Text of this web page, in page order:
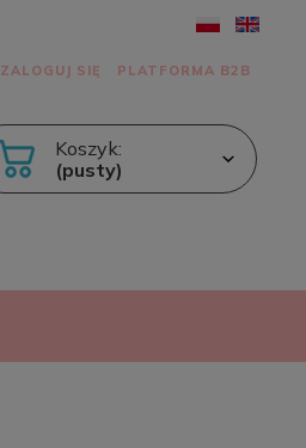
ZALOGUJ SIĘ PLATFORMA B2B
Koszyk:
(pusty)